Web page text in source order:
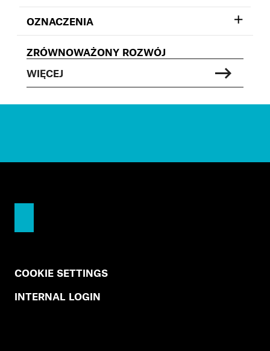
OZNACZENIA
ZRÓWNOWAŻONY ROZWÓJ
WIĘCEJ
COOKIE SETTINGS
INTERNAL LOGIN